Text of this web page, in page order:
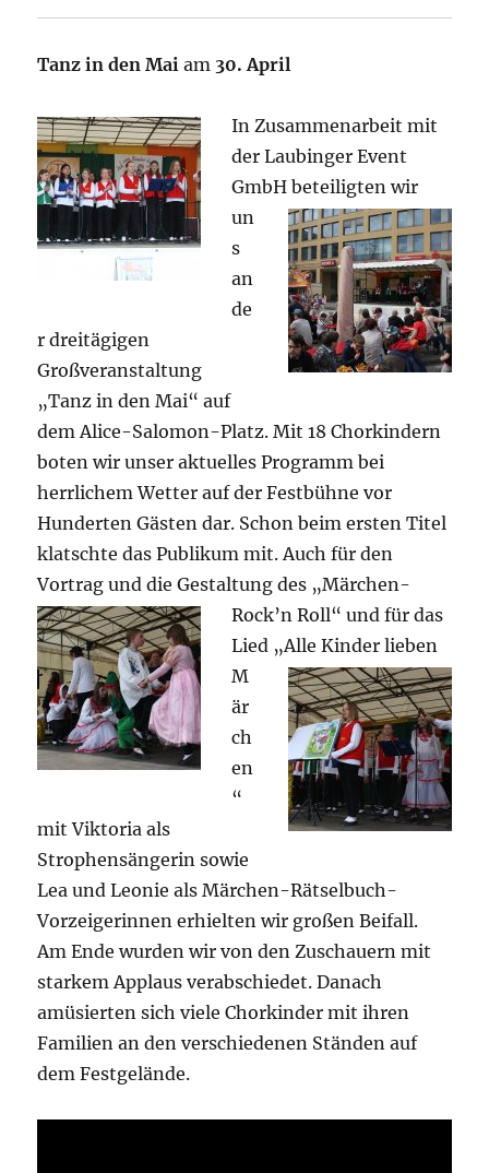
Tanz in den Maiam 30. April
In Zusammenarbeit mit
der Laubinger Event
GmbHbeteiligten wir
un
s
an
de
r dreitägigen
Großveranstaltung
„Tanz in den Mai“ auf
dem Alice-Salomon-Platz. Mit 18 Chorkindern
boten wir unser aktuelles Programm bei
herrlichem Wetter auf der Festbühne vor
Hunderten Gästen dar. Schon beim ersten Titel
klatschte das Publikum mit. Auch für den
Vortrag und die Gestaltung des „Märchen-
Rock’n Roll“ und für das
Lied „Alle Kinder lieben
M
är
ch
en
“
mit Viktoria als
Strophensängerin sowie
Lea und Leonie als Märchen-Rätselbuch-
Vorzeigerinnen erhielten wir großen Beifall.
Am Ende wurden wir von den Zuschauern mit
starkem Applaus verabschiedet. Danach
amüsierten sich viele Chorkinder mit ihren
Familien an den verschiedenen Ständen auf
dem Festgelände.